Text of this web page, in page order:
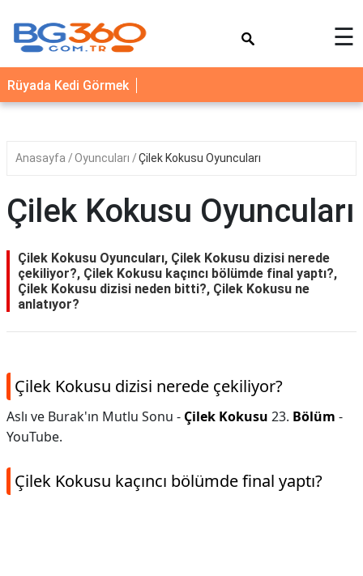
YEMEK
TARİFLERİ
SAĞLIK
☰
Rüyada Kedi Görmek
Anasayfa Oyuncuları Çilek Kokusu Oyuncuları
Çilek Kokusu Oyuncuları
Çilek Kokusu Oyuncuları, Çilek Kokusu dizisi nerede
çekiliyor?, Çilek Kokusu kaçıncı bölümde final yaptı?,
Çilek Kokusu dizisi neden bitti?, Çilek Kokusu ne
anlatıyor?
Çilek Kokusu dizisi nerede çekiliyor?
Aslı ve Burak'ın Mutlu Sonu - Çilek Kokusu 23. Bölüm -
YouTube.
Çilek Kokusu kaçıncı bölümde final yaptı?